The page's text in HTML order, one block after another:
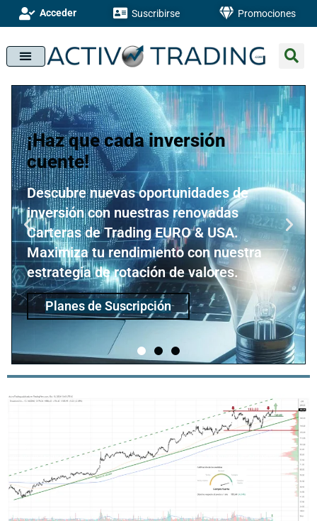
Acceder Suscribirse Promociones
¡Haz que cada inversión
cuente!
Descubre nuevas oportunidades de
inversión con nuestras renovadas
Carteras de Trading EURO & USA.
Maximiza tu rendimiento con nuestra
estrategia de rotación de valores.
Planes de Suscripción